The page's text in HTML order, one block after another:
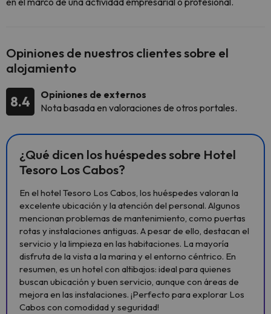
Opiniones de nuestros clientes sobre el
alojamiento
8.4
Opiniones de externos
Nota basada en valoraciones de otros portales.
¿Qué dicen los huéspedes sobre Hotel
Tesoro Los Cabos?
En el hotel Tesoro Los Cabos, los huéspedes valoran la
excelente ubicación y la atención del personal. Algunos
mencionan problemas de mantenimiento, como puertas
rotas y instalaciones antiguas. A pesar de ello, destacan el
servicio y la limpieza en las habitaciones. La mayoría
disfruta de la vista a la marina y el entorno céntrico. En
resumen, es un hotel con altibajos: ideal para quienes
buscan ubicación y buen servicio, aunque con áreas de
mejora en las instalaciones. ¡Perfecto para explorar Los
Cabos con comodidad y seguridad!